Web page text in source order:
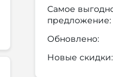
Самое
предложение:
Обновлено:
Новые скидки: